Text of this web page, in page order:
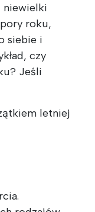
niewielki
roku,
siebie i
czy
Jeśli
letniej